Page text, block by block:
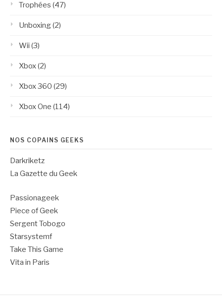
Trophées (47)
Unboxing(2)
Wii (3)
Xbox(2)
Xbox 360 (29)
Xbox One (114)
NOS COPAINS GEEKS
Darkriketz
La Gazette du Geek
Passionageek
Piece of Geek
Sergent Tobogo
Starsystemf
Take This Game
Vita in Paris